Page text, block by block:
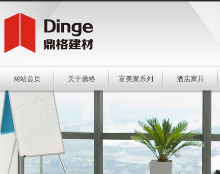
网站首页 关于鼎格 富美家系列 酒店家具